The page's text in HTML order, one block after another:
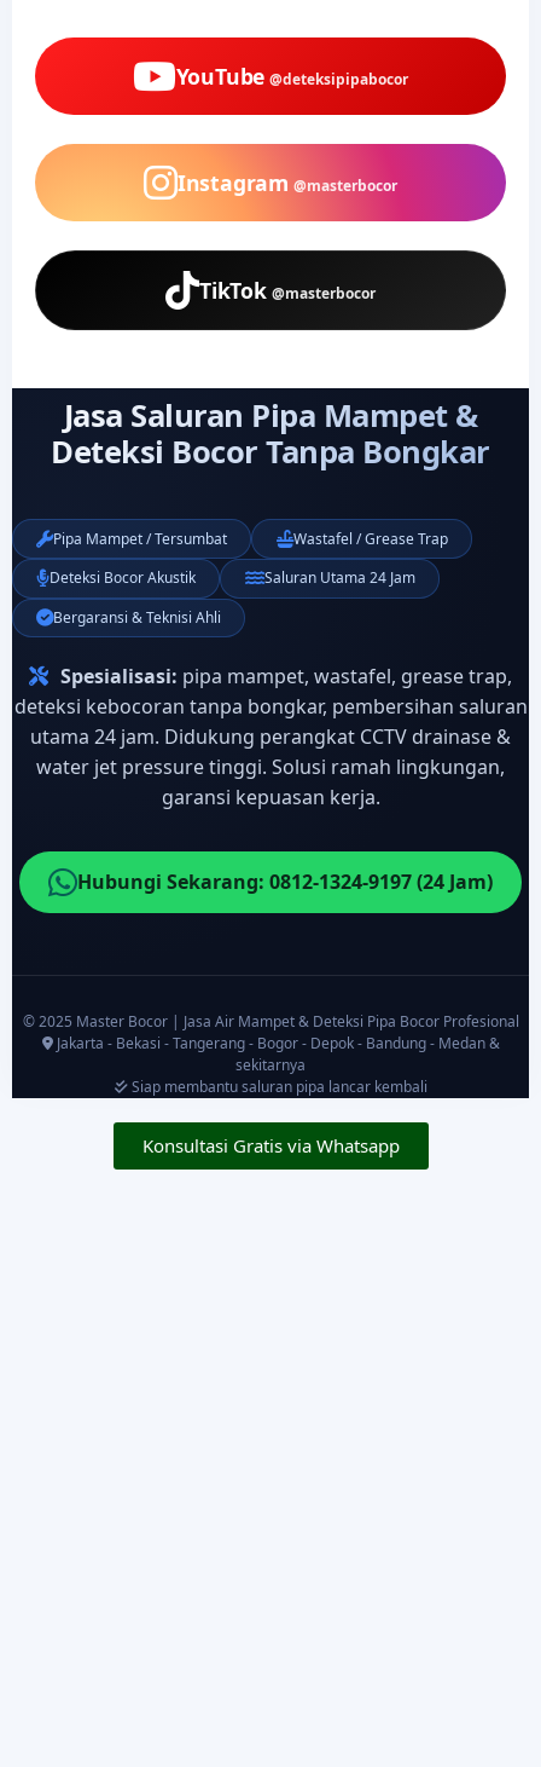
YouTube @deteksipipabocor
Instagram @masterbocor
TikTok @masterbocor
Jasa Saluran Pipa Mampet &
Deteksi Bocor Tanpa Bongkar
Pipa Mampet / Tersumbat
Wastafel / Grease Trap
Deteksi Bocor Akustik
Saluran Utama 24 Jam
Bergaransi & Teknisi Ahli
Spesialisasi: pipa mampet, wastafel, grease trap,
deteksi kebocoran tanpa bongkar, pembersihan saluran
utama 24 jam. Didukung perangkat CCTV drainase &
water jet pressure tinggi. Solusi ramah lingkungan,
garansi kepuasan kerja.
Hubungi Sekarang: 0812-1324-9197 (24 Jam)
© 2025 Master Bocor | Jasa Air Mampet & Deteksi Pipa Bocor Profesional
Jakarta - Bekasi - Tangerang - Bogor - Depok - Bandung - Medan &
sekitarnya
Siap membantu saluran pipa lancar kembali
Konsultasi Gratis via Whatsapp